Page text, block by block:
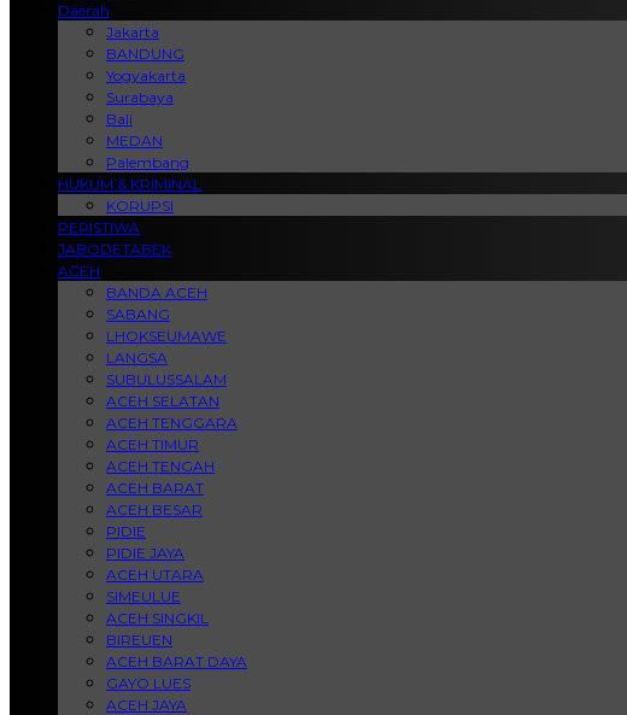
Daerah
Jakarta
BANDUNG
Yogyakarta
Surabaya
Bali
MEDAN
Palembang
HUKUM & KRIMINAL
KORUPSI
PERISTIWA
JABODETABEK
ACEH
BANDA ACEH
SABANG
LHOKSEUMAWE
LANGSA
SUBULUSSALAM
ACEH SELATAN
ACEH TENGGARA
ACEH TIMUR
ACEH TENGAH
ACEH BARAT
ACEH BESAR
PIDIE
PIDIE JAYA
ACEH UTARA
SIMEULUE
ACEH SINGKIL
BIREUEN
ACEH BARAT DAYA
GAYO LUES
ACEH JAYA